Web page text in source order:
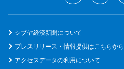
シブヤ経済新聞について
プレスリリース・情報提供はこちらから
アクセスデータの利用について